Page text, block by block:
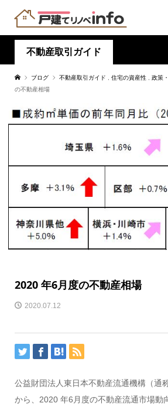
不動産取引ガイド
ブログ 不動産取引ガイド 住宅の資産性 政策
の不動産相場
2020 年6月度の不動産相場
2020.07.12
公益財団法人東日本不動産流通機構（通
から、2020 年6月度の不動産流通市場動